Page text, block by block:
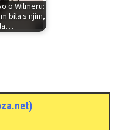
o Wilmeru:
bila s njim,